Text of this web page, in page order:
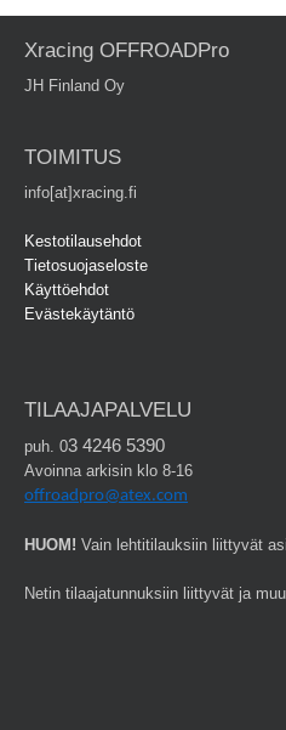
Xracing OFFROADPro
JH Finland Oy
TOIMITUS
info[at]xracing.fi
Kestotilausehdot
Tietosuojaseloste
Käyttöehdot
Evästekäytäntö
TILAAJAPALVELU
puh. 03 4246 5390
Avoinna arkisin klo 8-16
offroadpro@atex.com
HUOM! Vain lehtitilauksiin liittyvät
Netin tilaajatunnuksiin liittyvät ja